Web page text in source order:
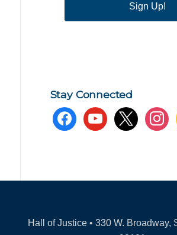
Sign Up!
Stay Connected
facebookyoutube x
Hall of Justice • 330 W. Broadway,